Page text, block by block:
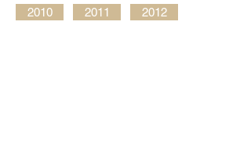
2010 2011 2012